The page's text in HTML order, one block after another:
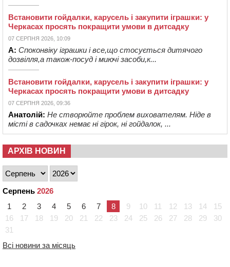
Встановити гойдалки, карусель і закупити іграшки: у
Черкасах просять покращити умови в дитсадку
07 СЕРПНЯ 2026, 10:09
А: Споконвіку іграшки і все,що стосується дитячого
дозвілля,а також-посуд і миючі засоби,к...
Встановити гойдалки, карусель і закупити іграшки: у
Черкасах просять покращити умови в дитсадку
07 СЕРПНЯ 2026, 09:36
Анатолій: Не створюйте проблем вихователям. Ніде в
місті в садочках немає ні гірок, ні гойдалок, ...
АРХІВ НОВИН
Серпень 2026
1
2 3 4 5 6 7 8 9 10 11 12 13 14
15
16
17 18 19 20 21 22 23 24 25 26 27 28 29
30
31
Всі новини за місяць